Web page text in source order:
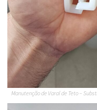
Manutenção de Varal de Teto –